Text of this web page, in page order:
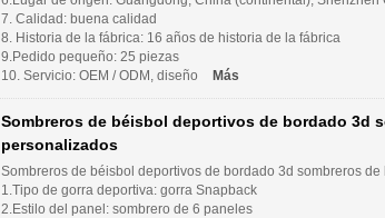
7. Calidad: buena calidad
8. Historia de la fábrica: 16 años de historia de la fábrica
9.Pedido pequeño: 25 piezas
10. Servicio: OEM / ODM, diseño
Más
Sombreros de béisbol deportivos de bordado 3d
personalizados
Sombreros de béisbol deportivos de bordado 3d sombreros
1.Tipo de gorra deportiva: gorra Snapback
2.Estilo del panel: sombrero de 6 paneles